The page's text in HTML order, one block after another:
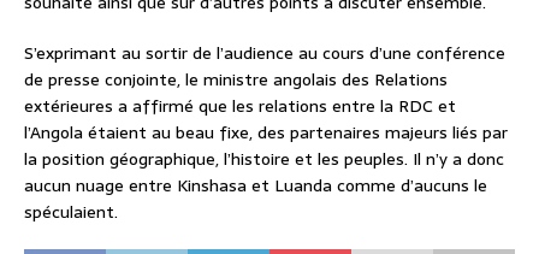
S’exprimant au sortir de l’audience au cours d’une conférence
de presse conjointe, le ministre angolais des Relations
extérieures a affirmé que les relations entre la RDC et
l’Angola étaient au beau fixe, des partenaires majeurs liés par
la position géographique, l’histoire et les peuples. Il n’y a donc
aucun nuage entre Kinshasa et Luanda comme d’aucuns le
spéculaient.